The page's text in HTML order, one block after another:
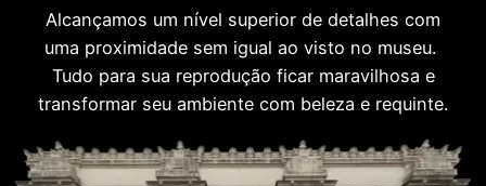
Alcançamos um nível superior de detalhes com
uma proximidade sem igual ao visto no museu.
Tudo para sua reprodução ficar maravilhosa e
transformar seu ambiente com beleza e requinte.